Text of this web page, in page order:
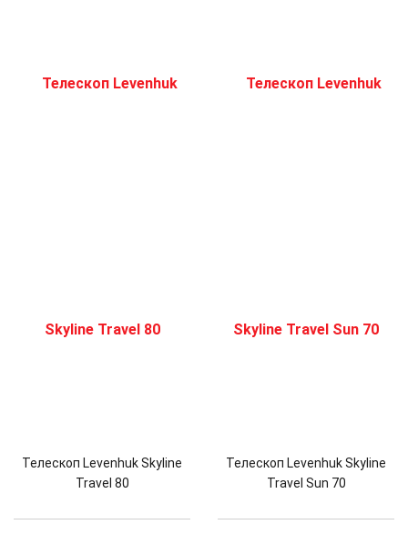
Телескоп Levenhuk Skyline
Travel 80
Телескоп Levenhuk Skyline
Travel Sun 70